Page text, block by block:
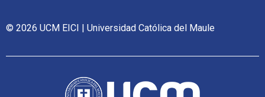
© 2026 UCM EICI | Universidad Católica del Maule